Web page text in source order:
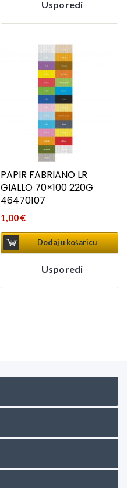
Usporedi
PAPIR FABRIANO LR
GIALLO 70×100 220G
46470107
1,00€
Dodaj u košaricu
Usporedi